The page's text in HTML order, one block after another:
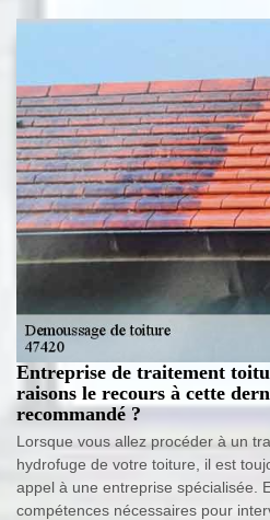
Entreprise de traitement
raisons le recours à cette
recommandé ?
Lorsque vous allez procéder à un
hydrofuge de votre toiture, il est
appel à une entreprise spécialisée.
compétences nécessaires pour